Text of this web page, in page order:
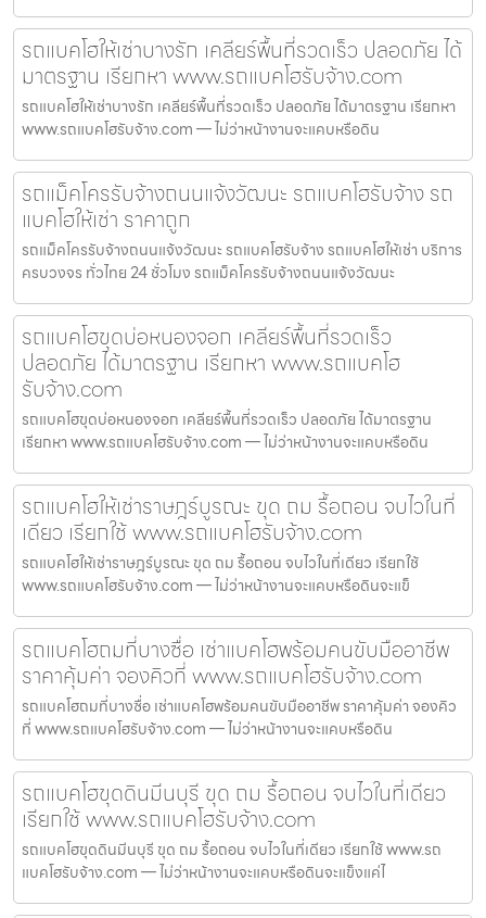
รถแบคโฮให้เช่าบางรัก เคลียร์พื้นที่รวดเร็ว ปลอดภัย ได้
มาตรฐาน เรียกหา www.รถแบคโฮรับจ้าง.com
รถแบคโฮให้เช่าบางรัก เคลียร์พื้นที่รวดเร็ว ปลอดภัย ได้มาตรฐาน เรียกหา
www.รถแบคโฮรับจ้าง.com — ไม่ว่าหน้างานจะแคบหรือดิน
รถแม็คโครรับจ้างถนนแจ้งวัฒนะ รถแบคโฮรับจ้าง รถ
แบคโฮให้เช่า ราคาถูก
รถแม็คโครรับจ้างถนนแจ้งวัฒนะ รถแบคโฮรับจ้าง รถแบคโฮให้เช่า บริการ
ครบวงจร ทั่วไทย 24 ชั่วโมง รถแม็คโครรับจ้างถนนแจ้งวัฒนะ
รถแบคโฮขุดบ่อหนองจอก เคลียร์พื้นที่รวดเร็ว
ปลอดภัย ได้มาตรฐาน เรียกหา www.รถแบคโฮ
รับจ้าง.com
รถแบคโฮขุดบ่อหนองจอก เคลียร์พื้นที่รวดเร็ว ปลอดภัย ได้มาตรฐาน
เรียกหา www.รถแบคโฮรับจ้าง.com — ไม่ว่าหน้างานจะแคบหรือดิน
รถแบคโฮให้เช่าราษฎร์บูรณะ ขุด ถม รื้อถอน จบไวในที่
เดียว เรียกใช้ www.รถแบคโฮรับจ้าง.com
รถแบคโฮให้เช่าราษฎร์บูรณะ ขุด ถม รื้อถอน จบไวในที่เดียว เรียกใช้
www.รถแบคโฮรับจ้าง.com — ไม่ว่าหน้างานจะแคบหรือดินจะแข็
รถแบคโฮถมที่บางซื่อ เช่าแบคโฮพร้อมคนขับมืออาชีพ
ราคาคุ้มค่า จองคิวที่ www.รถแบคโฮรับจ้าง.com
รถแบคโฮถมที่บางซื่อ เช่าแบคโฮพร้อมคนขับมืออาชีพ ราคาคุ้มค่า จองคิว
ที่ www.รถแบคโฮรับจ้าง.com — ไม่ว่าหน้างานจะแคบหรือดิน
รถแบคโฮขุดดินมีนบุรี ขุด ถม รื้อถอน จบไวในที่เดียว
เรียกใช้ www.รถแบคโฮรับจ้าง.com
รถแบคโฮขุดดินมีนบุรี ขุด ถม รื้อถอน จบไวในที่เดียว เรียกใช้ www.รถ
แบคโฮรับจ้าง.com — ไม่ว่าหน้างานจะแคบหรือดินจะแข็งแค่ไ